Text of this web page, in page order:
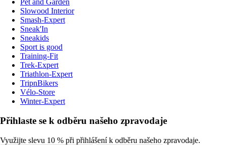
Pet and Garden
Slowood Interior
Smash-Expert
Sneak'In
Sneakids
Sport is good
Training-Fit
Trek-Expert
Triathlon-Expert
TripnBikers
Vélo-Store
Winter-Expert
Přihlaste se k odběru našeho zpravodaje
Využijte slevu 10 % při přihlášení k odběru našeho zpravodaje.